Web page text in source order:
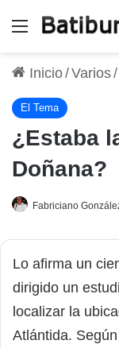
Menú
Inicio/Varios/
El Tema
¿Estaba
Doñana?
Fabriciano
Lo afirma un
dirigido un
localizar la
Atlántida.